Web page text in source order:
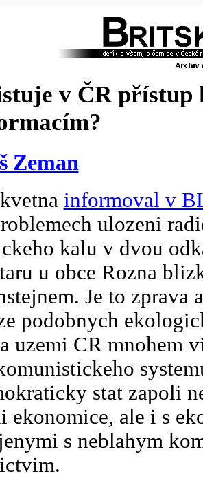
v ČR přístup
Zeman
informoval v
ulozeni
kalu v dvou
u obce Rozna
Je to zprava
podobnych
uzemi CR mnohem
stat zapoli
ekonomice, ale i s
s neblahym